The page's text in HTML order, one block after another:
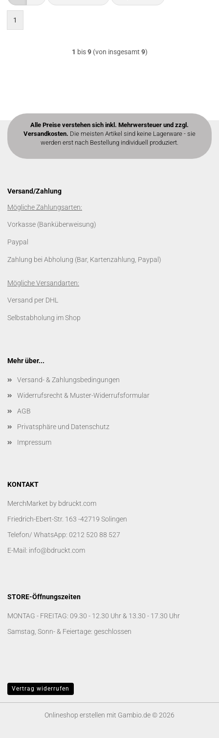
1
1 bis9(von insgesamt 9)
Alle Preise verstehen sich inkl. Mehrwersteuer und zzgl.
Versandkosten. Die meisten Artikel sind keine Lagerware - sie
werden erst nach Bestellung individuell produziert.
Versand/Zahlung
Mögliche Zahlungsarten:
Vorkasse (Banküberweisung)
Paypal
Zahlung bei Abholung (Bar, Kartenzahlung, Paypal)
Mögliche Versandarten:
Versand per DHL
Selbstabholung im Shop
Mehr über...
Versand- & Zahlungsbedingungen
Widerrufsrecht & Muster-Widerrufsformular
AGB
Privatsphäre und Datenschutz
Impressum
KONTAKT
MerchMarket by bdruckt.com
Friedrich-Ebert-Str. 163 -42719 Solingen
Telefon/ WhatsApp: 0212 520 88 527
E-Mail: info@bdruckt.com
STORE-Öffnungszeiten
MONTAG - FREITAG: 09.30 - 12.30 Uhr & 13.30 - 17.30 Uhr
Samstag, Sonn- & Feiertage: geschlossen
Vertrag widerrufen
Onlineshop erstellen mit Gambio.de © 2026